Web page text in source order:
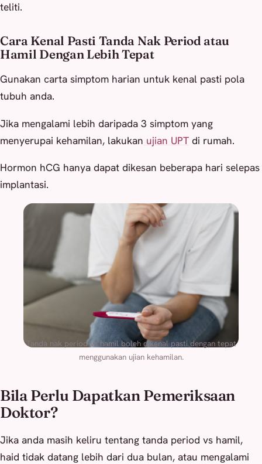
teliti.
Cara Kenal Pasti Tanda Nak Period atau
Hamil Dengan Lebih Tepat
Gunakan carta simptom harian untuk kenal pasti pola
tubuh anda.
Jika mengalami lebih daripada 3 simptom yang
menyerupai kehamilan, lakukan ujian UPT di rumah.
Hormon hCG hanya dapat dikesan beberapa hari selepas
implantasi.
Tanda nak period vs hamil boleh dikenal pasti dengan tepat
menggunakan ujian kehamilan.
Bila Perlu Dapatkan Pemeriksaan
Doktor?
Jika anda masih keliru tentang tanda period vs hamil,
haid tidak datang lebih dari dua bulan, atau mengalami